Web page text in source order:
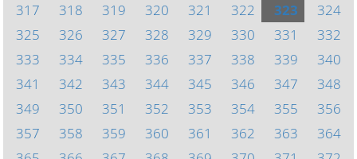
317
318 319 320 321 322 323
324
325
326 327 328 329 330 331
332
333
334 335 336 337 338 339
340
341
342 343 344 345 346 347
348
349
350 351 352 353 354 355
356
357
358 359 360 361 362 363
364